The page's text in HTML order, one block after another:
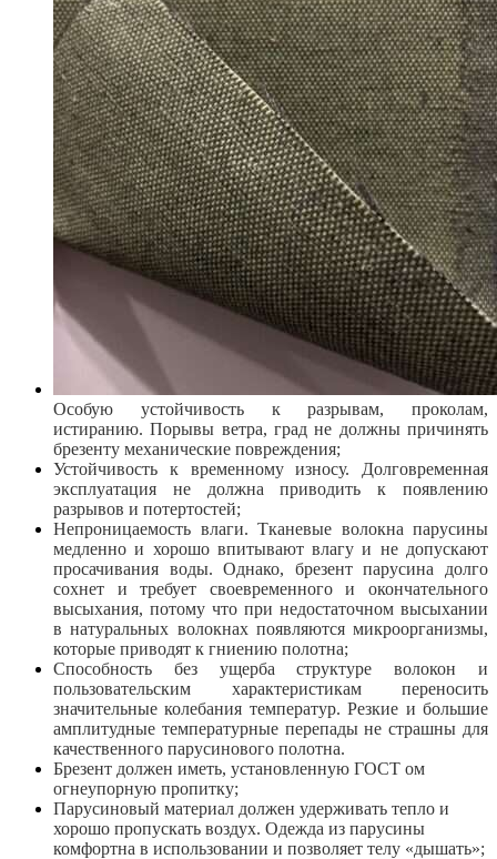
Особую устойчивость к разрывам, проколам,
истиранию. Порывы ветра, град не должны причинять
брезенту механические повреждения;
Устойчивость к временному износу. Долговременная
эксплуатация не должна приводить к появлению
разрывов и потертостей;
Непроницаемость влаги. Тканевые волокна парусины
медленно и хорошо впитывают влагу и не допускают
просачивания воды. Однако, брезент парусина долго
сохнет и требует своевременного и окончательного
высыхания, потому что при недостаточном высыхании
в натуральных волокнах появляются микроорганизмы,
которые приводят к гниению полотна;
Способность без ущерба структуре волокон и
пользовательским характеристикам переносить
значительные колебания температур. Резкие и большие
амплитудные температурные перепады не страшны для
качественного парусинового полотна.
Брезент должен иметь, установленную ГОСТ ом
огнеупорную пропитку;
Парусиновый материал должен удерживать тепло и
хорошо пропускать воздух. Одежда из парусины
комфортна в использовании и позволяет телу «дышать»;